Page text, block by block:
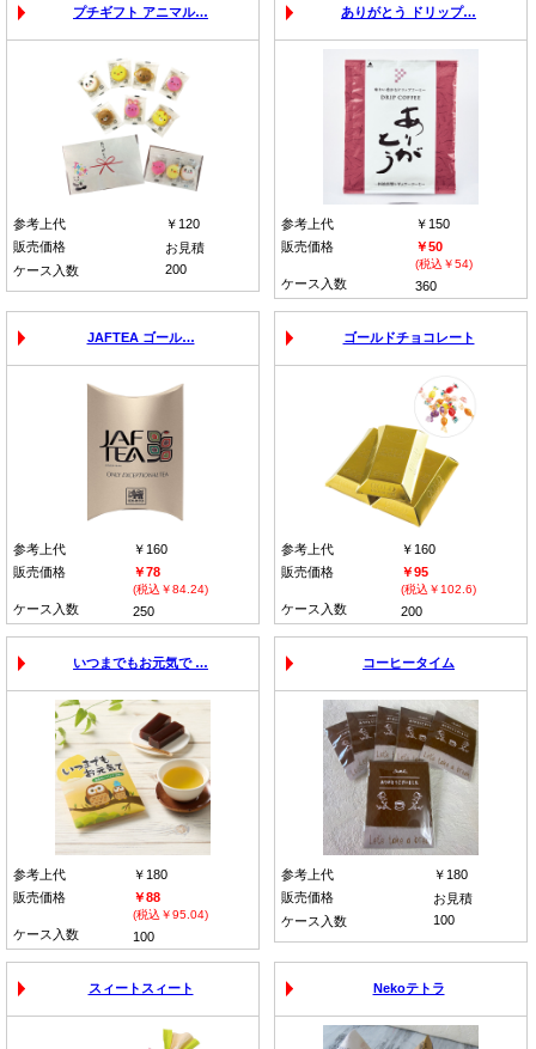
プチギフト アニマル…
参考上代
￥120
販売価格
お見積
ケース入数
200
ありがとう ドリップ…
参考上代
￥150
販売価格
￥50
(税込￥54)
ケース入数 360
JAFTEA ゴール…
参考上代
￥160
販売価格
￥78
(税込￥84.24)
ケース入数 250
ゴールドチョコレート
参考上代
￥160
販売価格
￥95
(税込￥102.6)
ケース入数 200
いつまでもお元気で …
参考上代
￥180
販売価格
￥88
(税込￥95.04)
ケース入数 100
コーヒータイム
参考上代
￥180
販売価格
お見積
ケース入数
100
スィートスィート Nekoテトラ